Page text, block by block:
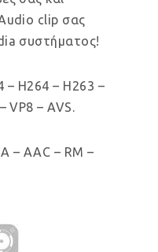
clip σας
συστήματος!
H264 – H263 –
VP8 – AVS.
– AAC – RM –